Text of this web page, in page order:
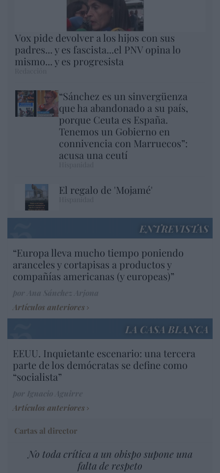
Vox pide devolver a los hijos con sus
padres... y es fascista...el PNV opina lo
mismo... y es progresista
“Sánchez es un sinvergüenza
que ha abandonado a su país,
porque Ceuta es España.
Tenemos un Gobierno en
connivencia con Marruecos”:
acusa una ceutí
El regalo de 'Mojamé'
ENTREVISTAS
“Europa lleva mucho tiempo poniendo
aranceles y cortapisas a productos y
compañías americanas (y europeas)”
Artículos anteriores
LA CASA BLANCA
EEUU. Inquietante escenario: una tercera
parte de los demócratas se define como
“socialista”
Artículos anteriores
Cartas al director
No toda crítica a un obispo supone una
falta de respeto